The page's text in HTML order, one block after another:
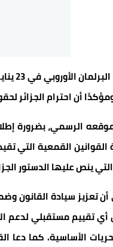
في
أن احترام الجزائر
لموقعه الرسمي، بضرورة
القمعية التي
ينص عليها الدستور
أن تعزيز سيادة القانون
أي تقييم مستقبلي لدعم
الأساسية. كما